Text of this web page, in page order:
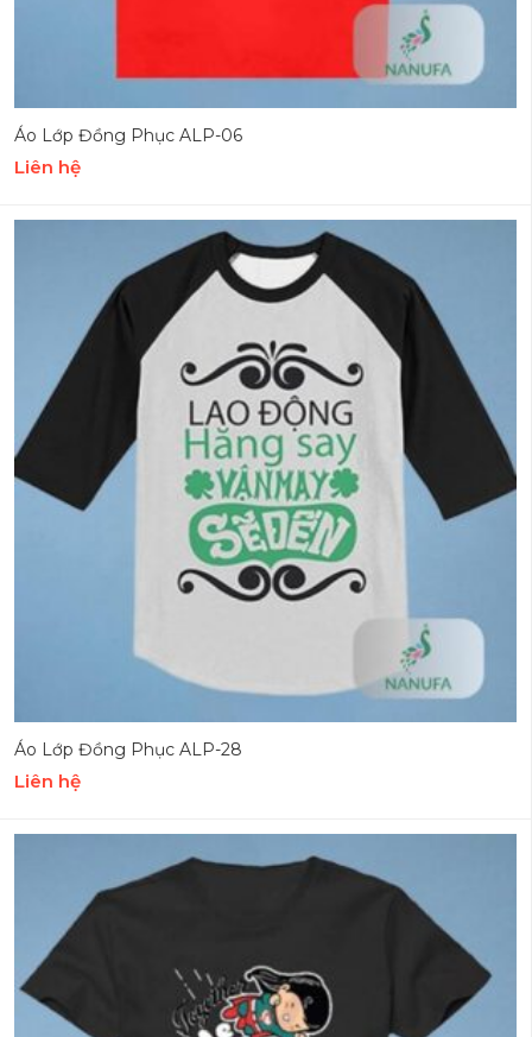
Áo Lớp Đồng Phục ALP-06
Liên hệ
Áo Lớp Đồng Phục ALP-28
Liên hệ